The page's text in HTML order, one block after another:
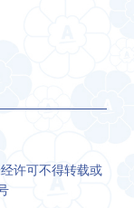
许可不得转载或